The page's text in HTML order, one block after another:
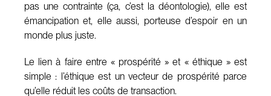
pas une contrainte (ça, c’est la déontologie), elle est
émancipation et, elle aussi, porteuse d’espoir en un
monde plus juste.
Le lien à faire entre « prospérité » et « éthique » est
simple : l’éthique est un vecteur de prospérité parce
qu’elle réduit les coûts de transaction.